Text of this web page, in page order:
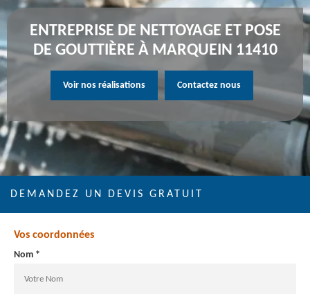
ENTREPRISE DE NETTOYAGE ET POSE
DE GOUTTIÈRE À MARQUEIN 11410
Voir nos réalisations Contactez nous
DEMANDEZ UN DEVIS GRATUIT
Vos coordonnées
Nom *